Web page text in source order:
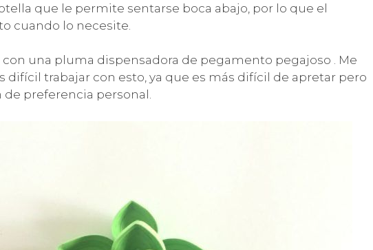
que le permite sentarse boca abajo, por lo que el
cuando lo necesite.
una pluma dispensadora de pegamento pegajoso . Me
difícil trabajar con esto, ya que es más difícil de apretar pero
de preferencia personal.